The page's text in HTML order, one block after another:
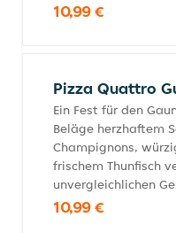
10,99 €
Pizza Quattro
Ein Fest für den
Beläge herzhaftem
Champignons,
frischem Thunfisch
unvergleichlichen
10,99 €